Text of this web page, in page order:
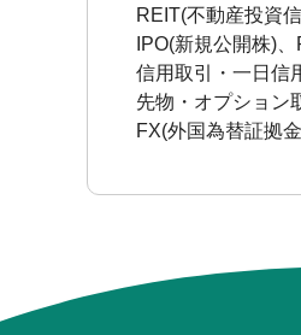
REIT(不動産投資
IPO(新規公開株)
信用取引・一日信
先物・オプション
FX(外国為替証拠